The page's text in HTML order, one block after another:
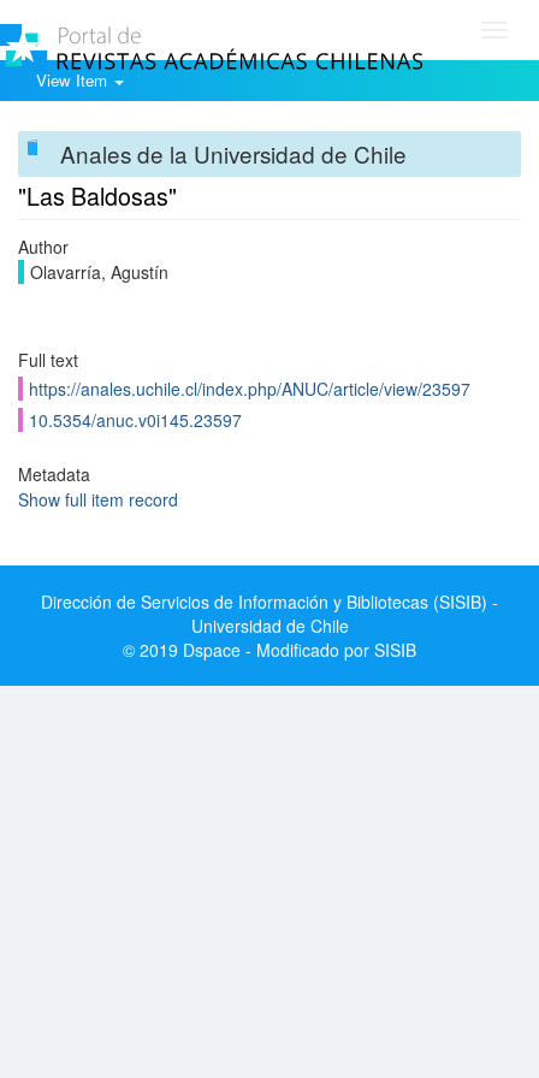
View Item
Anales de la Universidad de Chile
"Las Baldosas"
Author
Olavarría, Agustín
Full text
https://anales.uchile.cl/index.php/ANUC/article/view/23597
10.5354/anuc.v0i145.23597
Metadata
Show full item record
Dirección de Servicios de Información y Bibliotecas (SISIB) -
Universidad de Chile
© 2019 Dspace - Modificado por SISIB